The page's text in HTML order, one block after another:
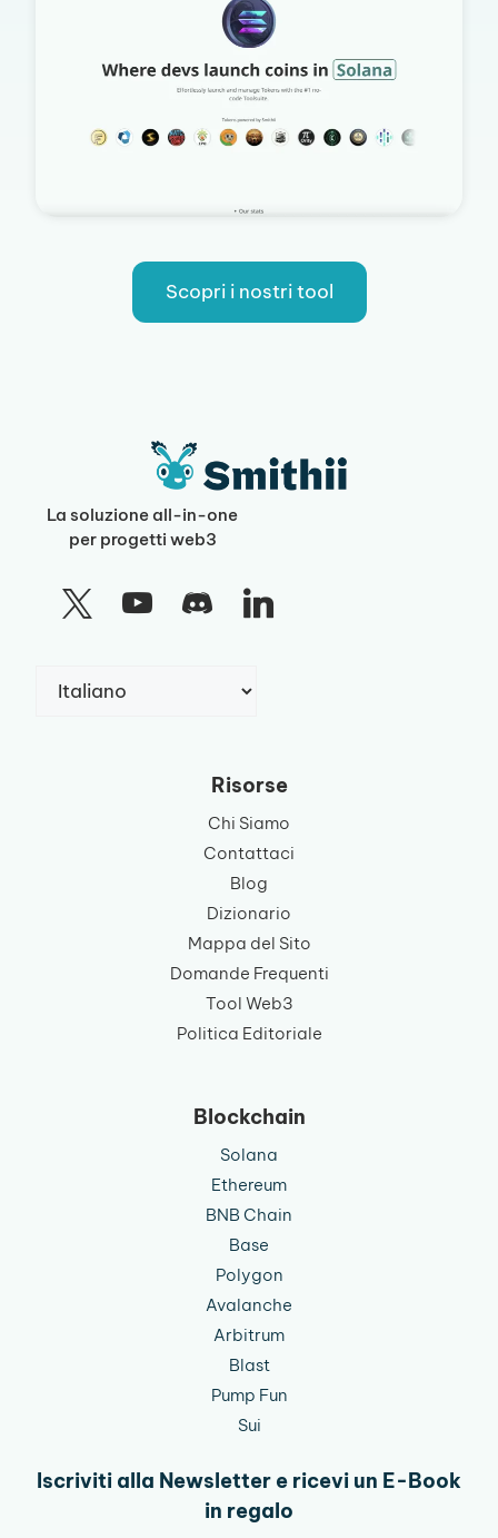
Scopri i nostri tool
La soluzione all-in-one
per progetti web3
Scegli
una
Risorse
Chi Siamo
Contattaci
Blog
Dizionario
Mappa del Sito
Domande Frequenti
Tool Web3
Politica Editoriale
Blockchain
Solana
Ethereum
BNB Chain
Base
Polygon
Avalanche
Arbitrum
Blast
Pump Fun
Sui
Iscriviti alla Newsletter e ricevi un E-Book
in regalo